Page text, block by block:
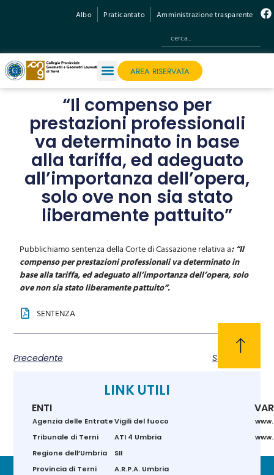
Albo Praticantato Amministrazione trasparente
AREA RISERVATA
“Il compenso per
prestazioni professionali
va determinato in base
alla tariffa, ed adeguato
all’importanza dell’opera,
solo ove non sia stato
liberamente pattuito”
Pubblichiamo sentenza della Corte di Cassazione relativa a: “Il
compenso per prestazioni professionali va determinato in
base alla tariffa, ed adeguato all’importanza dell’opera, solo
ove non sia stato liberamente pattuito”.
SENTENZA
Precedente Successivo
LINK UTILI
ENTI
Agenzia delle Entrate
Tribunale di Terni
Regione dell’Umbria
Provincia di Terni
Vigili del fuoco
ATI 4 Umbria
SII
A.R.P.A. Umbria